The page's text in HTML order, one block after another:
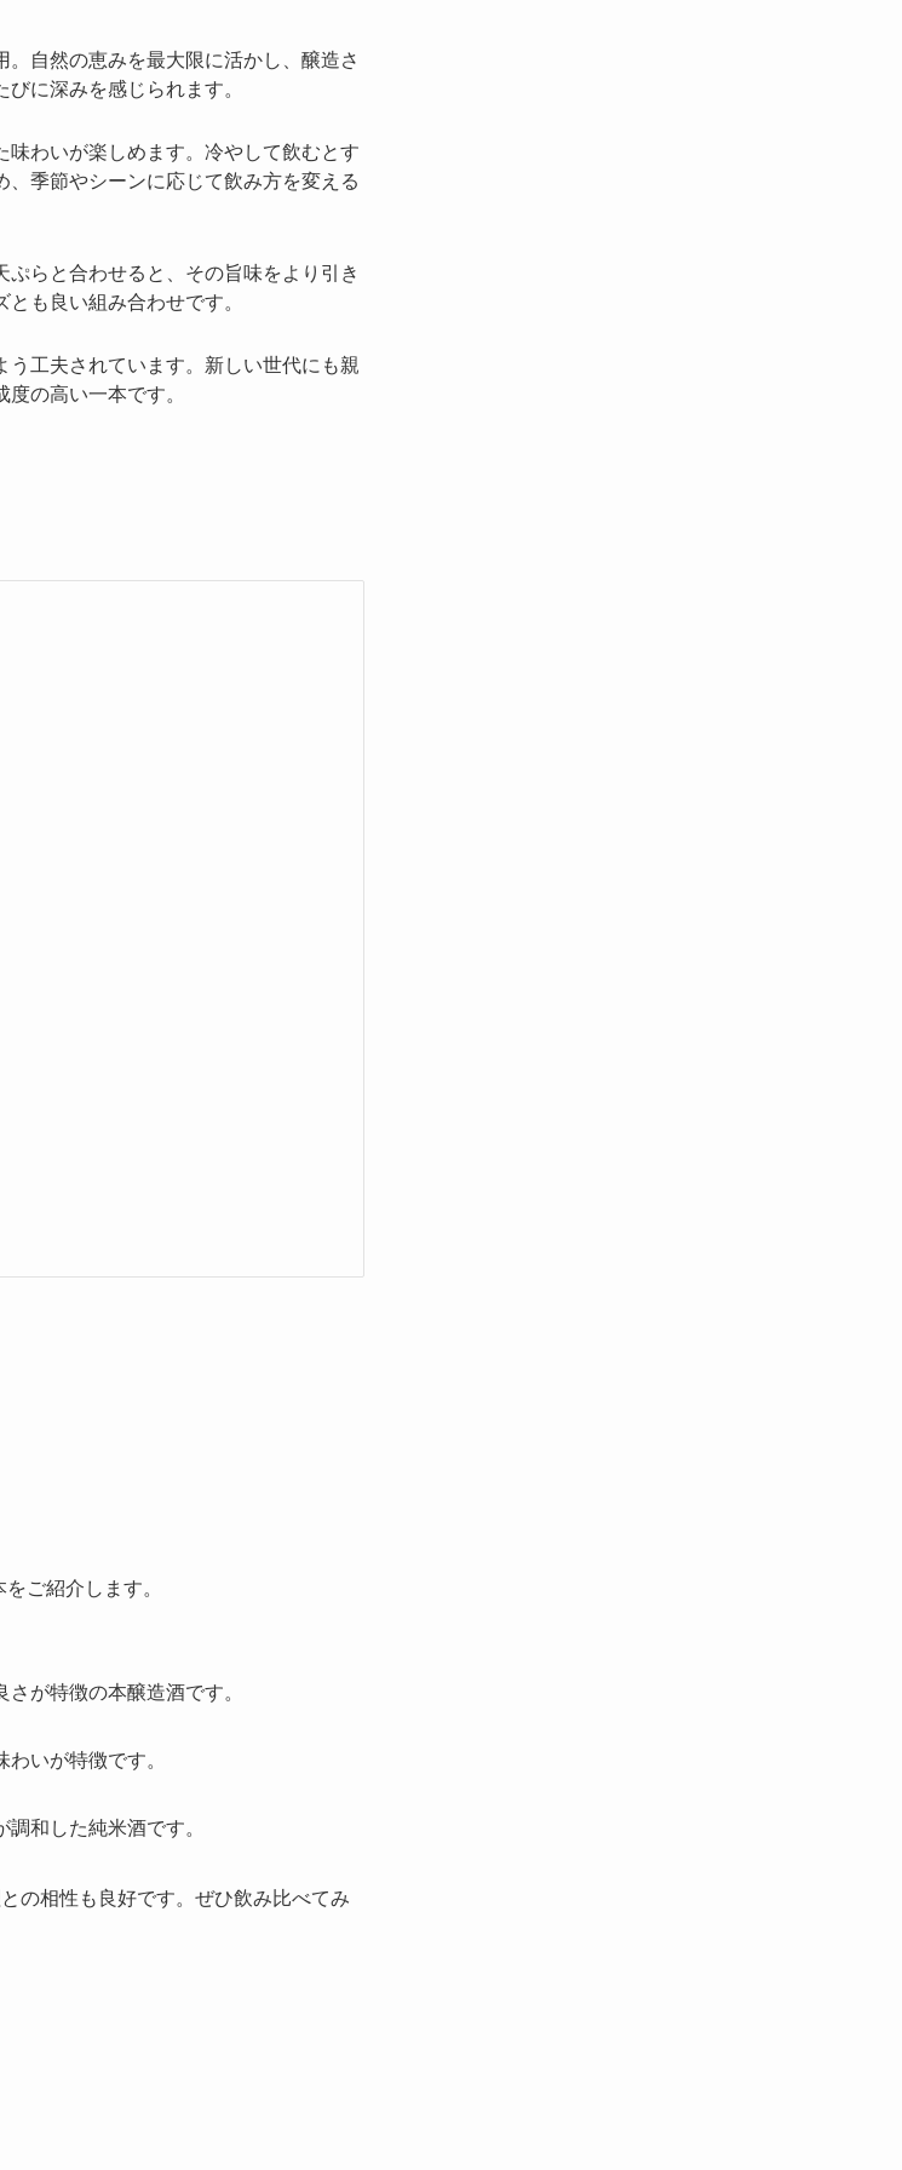
。自然の恵みを最大限に活かし、醸造さ
に深みを感じられます。
わいが楽しめます。冷やして飲むとす
季節やシーンに応じて飲み方を変える
らと合わせると、その旨味をより引き
も良い組み合わせです。
工夫されています。新しい世代にも親
の高い一本です。
ご紹介します。
が特徴の本醸造酒です。
いが特徴です。
和した純米酒です。
の相性も良好です。ぜひ飲み比べてみ